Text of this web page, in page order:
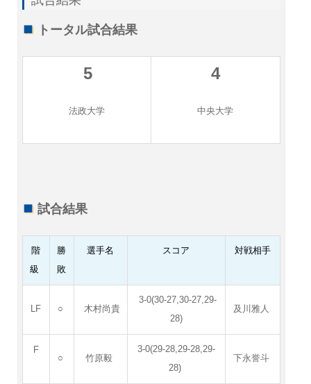
トータル試合結果
5
法政大学
4
中央大学
試合結果
階
級
勝
敗
選手名 スコア 対戦相手
LF ○ 木村尚貴
3-0(30-27,30-27,29-
28)
及川雅人
F
○
竹原毅
3-0(29-28,29-28,29-
28)
下永誉斗